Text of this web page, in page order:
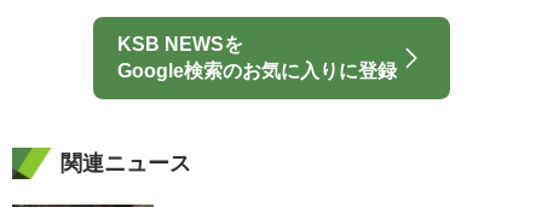
KSB NEWSを
Google検索のお気に入りに登録
関連ニュース